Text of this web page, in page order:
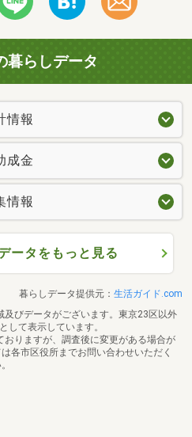
暮らしデータ
情報
成金
情報
ータをもっと見る
暮らしデータ提供元： 生活ガイド.com
びデータがございます。東京23区以外
して表示しています。
りますが、調査後に変更がある場合が
各市区役所までお問い合わせいただく